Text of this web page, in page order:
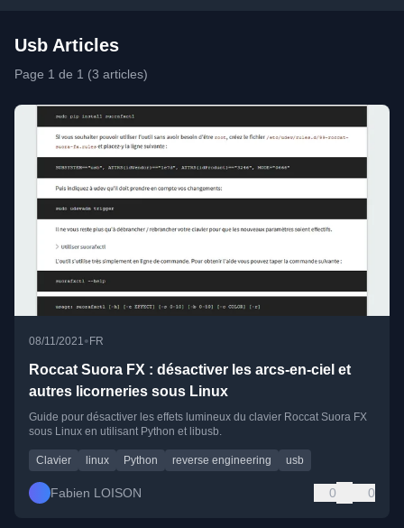
Usb Articles
Page 1 de 1 (3 articles)
08/11/2021• FR
Roccat Suora FX : désactiver les arcs-en-ciel et
autres licorneries sous Linux
Guide pour désactiver les effets lumineux du clavier Roccat Suora FX
sous Linux en utilisant Python et libusb.
Clavier linux Python reverse engineering usb
Fabien LOISON 0 0